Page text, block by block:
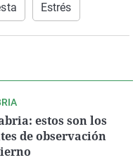
Estrés
estos son los
de observación